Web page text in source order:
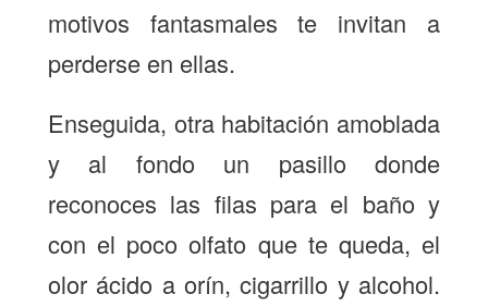
motivos fantasmales te invitan a
perderse en ellas.
Enseguida, otra habitación amoblada
y al fondo un pasillo donde
reconoces las filas para el baño y
con el poco olfato que te queda, el
olor ácido a orín, cigarrillo y alcohol.